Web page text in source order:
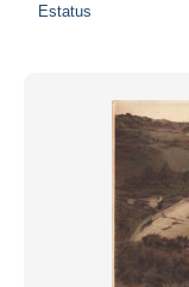
Estatus